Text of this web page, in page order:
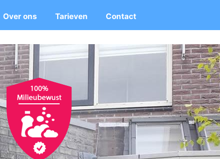
Over ons Tarieven Contact